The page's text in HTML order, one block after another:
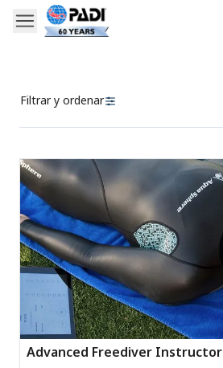
Filtrar y ordenar
Productos
Advanced Freediver Instructor